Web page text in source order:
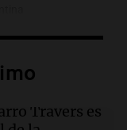
y de
permite
Travers es